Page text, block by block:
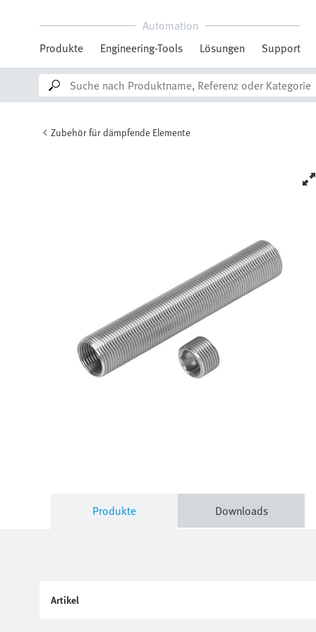
Automation
Produkte
Engineering-Tools Lösungen Support
Zubehör für dämpfende Elemente
Produkte Downloads
Artikel